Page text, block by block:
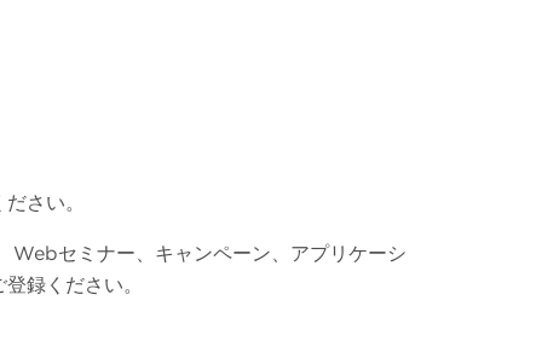
さい。
Webセミナー、キャンペーン、アプリケーシ
録ください。